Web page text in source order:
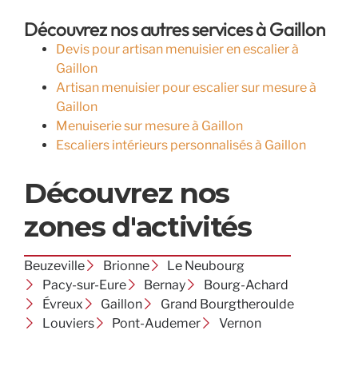
Découvrez nos autres services à Gaillon
Devis pour artisan menuisier en escalier à
Gaillon
Artisan menuisier pour escalier sur mesure à
Gaillon
Menuiserie sur mesure à Gaillon
Escaliers intérieurs personnalisés à Gaillon
Découvrez nos
zones d'activités
Beuzeville Brionne
Le Neubourg
Pacy-sur-Eure
Bernay
Bourg-Achard
Évreux
Gaillon
Grand Bourgtheroulde
Louviers
Pont-Audemer Vernon